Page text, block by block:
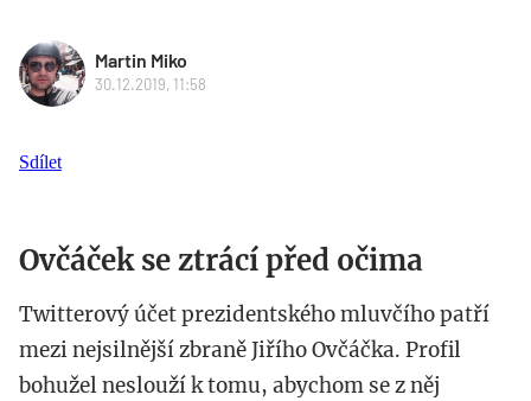
Martin Miko
30.12.2019, 11:58
Sdílet
Ovčáček se ztrácí před očima
Twitterový účet prezidentského mluvčího patří
mezi nejsilnější zbraně Jiřího Ovčáčka. Profil
bohužel neslouží k tomu, abychom se z něj